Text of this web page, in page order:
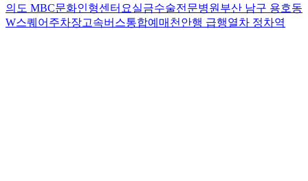
의도 MBC문화인형센터 요실금수술전문병원 부산 남구 용호동
W스퀘어주차장고속버스통합예매 천안행 급행열차 정차역